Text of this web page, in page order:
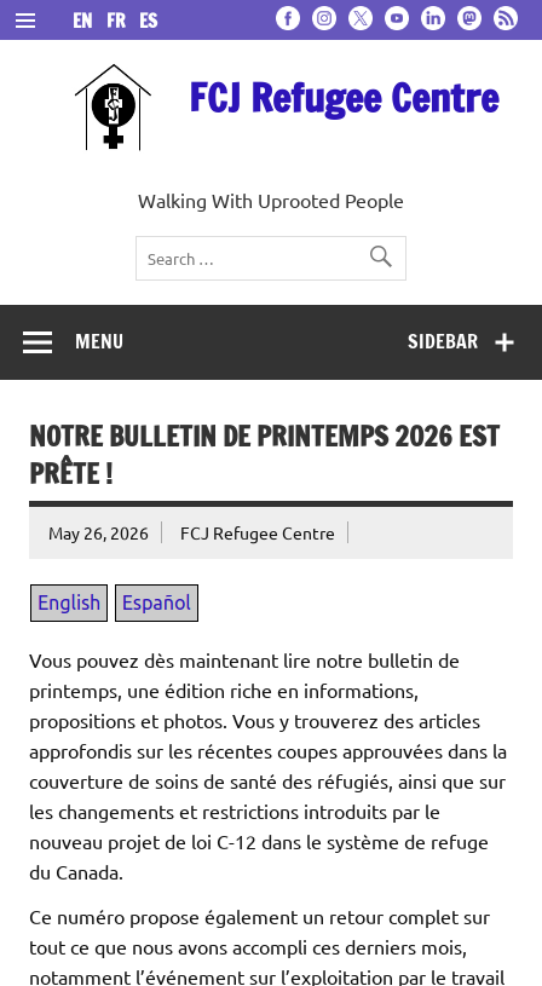
Skip
to
content
FCJ Refugee Centre
Walking With Uprooted People
EN FR ES
SIDEBAR
MENU
NOTRE BULLETIN DE PRINTEMPS 2026 EST
PRÊTE !
May 26, 2026 FCJ Refugee Centre
Vous pouvez dès maintenant lire notre bulletin de
printemps, une édition riche en informations,
propositions et photos. Vous y trouverez des articles
approfondis sur les récentes coupes approuvées dans la
couverture de soins de santé des réfugiés, ainsi que sur
les changements et restrictions introduits par le
nouveau projet de loi C-12 dans le système de refuge
du Canada.
Ce numéro propose également un retour complet sur
tout ce que nous avons accompli ces derniers mois,
notamment l’événement sur l’exploitation par le travail